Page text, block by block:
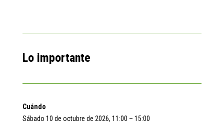
Lo importante
Cuándo
Sábado 10 de octubre de 2026, 11:00 – 15:00